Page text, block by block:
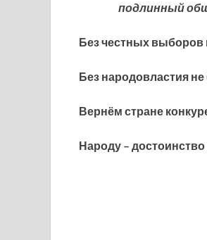
подлинный
Без честных выборов
Без народовластия
Вернём стране
Народу –